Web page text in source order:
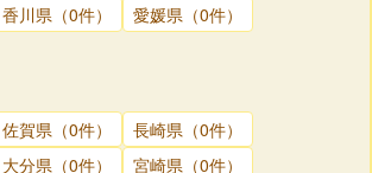
香川県（0件）
愛媛県（0件）
佐賀県（0件）
長崎県（0件）
大分県（0件）
宮崎県（0件）